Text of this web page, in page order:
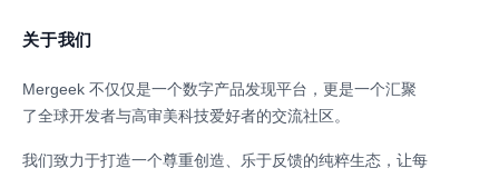
关于我们
Mergeek 不仅仅是一个数字产品发现平台，更是一个汇聚
了全球开发者与高审美科技爱好者的交流社区。
我们致力于打造一个尊重创造、乐于反馈的纯粹生态，让每